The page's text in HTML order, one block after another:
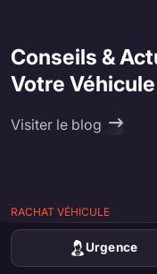
Conseils &
Votre
Visiter le blog
RACHAT VÉHICULE
Peut-on vendre une
par un garage ?
démarches
Urgence